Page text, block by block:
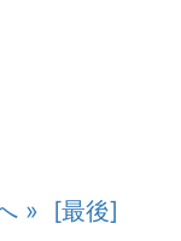
» [最後]